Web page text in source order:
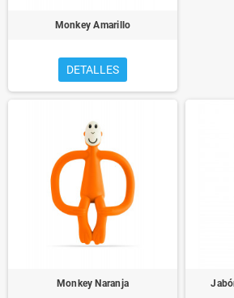
Monkey Amarillo
DETALLES
Monkey Naranja